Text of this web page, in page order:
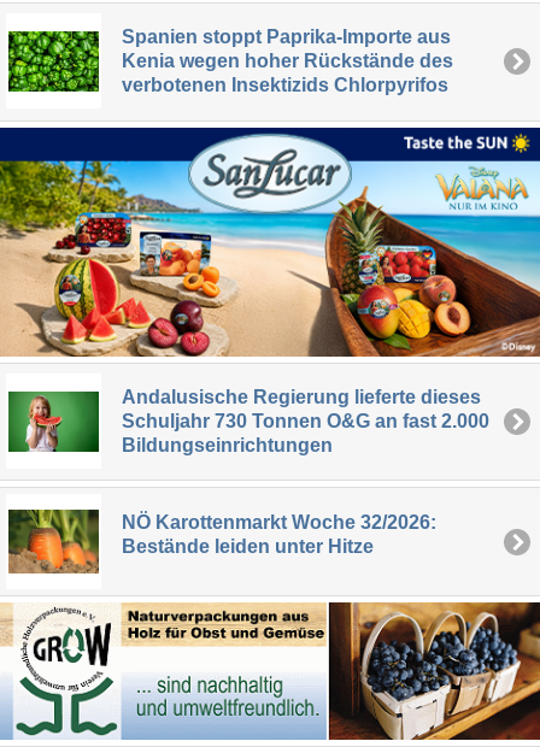
Spanien stoppt Paprika-Importe aus
Kenia wegen hoher Rückstände des
verbotenen Insektizids Chlorpyrifos
Andalusische Regierung lieferte dieses
Schuljahr 730 Tonnen O&G an fast 2.000
Bildungseinrichtungen
NÖ Karottenmarkt Woche 32/2026:
Bestände leiden unter Hitze